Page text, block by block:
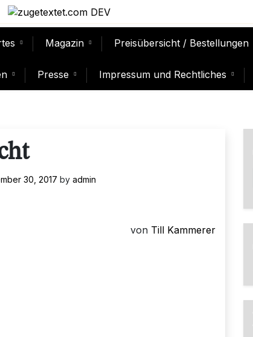
Magazin Preisübersicht / Bestellungen
Presse Impressum und Rechtliches
30, 2017 by admin
von Till Kammerer